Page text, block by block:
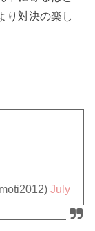
り対決の楽し
July